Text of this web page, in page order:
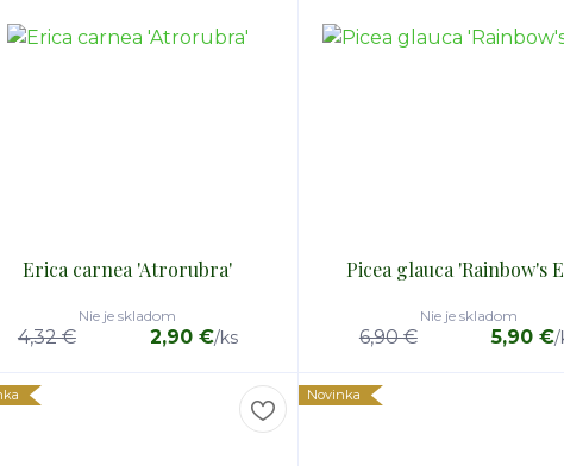
Erica carnea 'Atrorubra'
4,32 € 2,90 €/ks
Nie je skladom
Picea glauca 'Rainbow's
6,90 € 5,90 €/
Nie je skladom
Novinka